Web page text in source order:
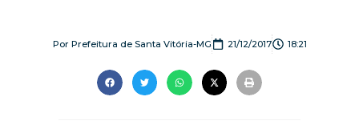
PorPrefeitura de Santa Vitória-MG 21/12/2017 18:21